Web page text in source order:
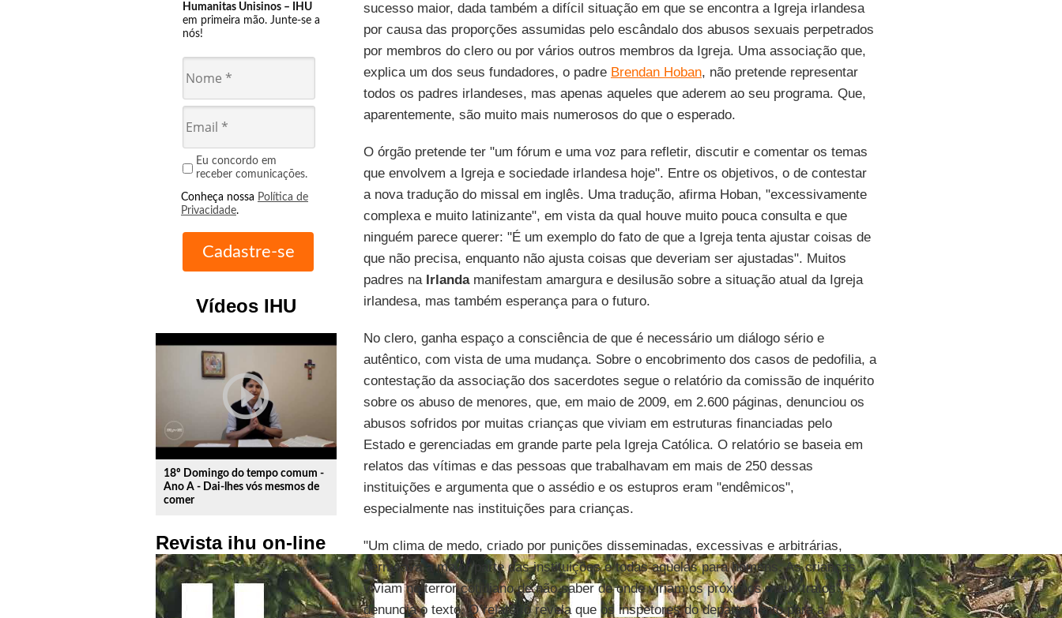
Humanitas Unisinos – IHU
em primeira mão. Junte-se a
nós!
Eu concordo em
receber comunicações.
Conheça nossa Política de
Privacidade.
Vídeos IHU
play_circle_outline
18º Domingo do tempo comum -
Ano A - Dai-lhes vós mesmos de
comer
Revista ihu on-line
sucesso maior, dada também a difícil situação em que se encontra a Igreja irlandesa
por causa das proporções assumidas pelo escândalo dos abusos sexuais perpetrados
por membros do clero ou por vários outros membros da Igreja. Uma associação que,
explica um dos seus fundadores, o padre Brendan Hoban, não pretende representar
todos os padres irlandeses, mas apenas aqueles que aderem ao seu programa. Que,
aparentemente, são muito mais numerosos do que o esperado.
O órgão pretende ter "um fórum e uma voz para refletir, discutir e comentar os temas
que envolvem a Igreja e sociedade irlandesa hoje". Entre os objetivos, o de contestar
a nova tradução do missal em inglês. Uma tradução, afirma Hoban, "excessivamente
complexa e muito latinizante", em vista da qual houve muito pouca consulta e que
ninguém parece querer: "É um exemplo do fato de que a Igreja tenta ajustar coisas de
que não precisa, enquanto não ajusta coisas que deveriam ser ajustadas". Muitos
padres na Irlandamanifestam amargura e desilusão sobre a situação atual da Igreja
irlandesa, mas também esperança para o futuro.
No clero, ganha espaço a consciência de que é necessário um diálogo sério e
autêntico, com vista de uma mudança. Sobre o encobrimento dos casos de pedofilia, a
contestação da associação dos sacerdotes segue o relatório da comissão de inquérito
sobre os abuso de menores, que, em maio de 2009, em 2.600 páginas, denunciou os
abusos sofridos por muitas crianças que viviam em estruturas financiadas pelo
Estado e gerenciadas em grande parte pela Igreja Católica. O relatório se baseia em
relatos das vítimas e das pessoas que trabalhavam em mais de 250 dessas
instituições e argumenta que o assédio e os estupros eram "endêmicos",
especialmente nas instituições para crianças.
"Um clima de medo, criado por punições disseminadas, excessivas e arbitrárias,
permeava a maior parte das instituições e todas aquelas para homens. As crianças
viviam no terror cotidiano de não saber de onde viriam os próximos maus tratos",
denuncia o texto. O relatório revela que os inspetores do departamento para a